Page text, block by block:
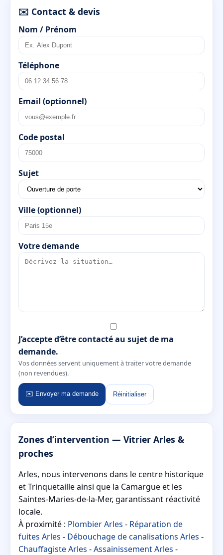
✉️ Contact & devis
Nom / Prénom
Téléphone
Email (optionnel)
Code postal
Sujet
Ville (optionnel)
Votre demande
J’accepte d’être contacté au sujet de ma
demande.
Vos données servent uniquement à traiter votre demande
(non revendues).
✉️ Envoyer ma demande Réinitialiser
Zones d’intervention — Vitrier Arles &
proches
Arles, nous intervenons dans le centre historique
et Trinquetaille ainsi que la Camargue et les
Saintes-Maries-de-la-Mer, garantissant réactivité
locale.
À proximité : Plombier Arles - Réparation de
fuites Arles - Débouchage de canalisations Arles -
Chauffagiste Arles -Assainissement Arles -